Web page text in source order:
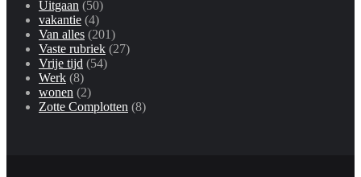
Uitgaan (50)
vakantie (4)
Van alles (201)
Vaste rubriek (27)
Vrije tijd (54)
Werk (8)
wonen (2)
Zotte Complotten (8)